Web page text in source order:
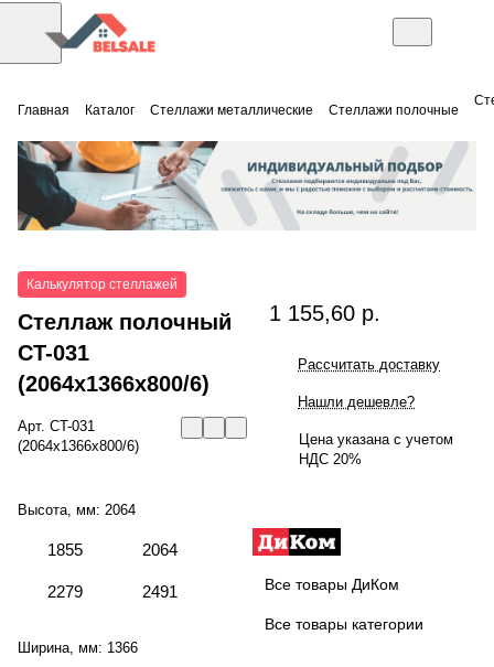
Главная Каталог Стеллажи металлические Стеллажи полочные
Калькулятор стеллажей
Стеллаж полочный
СT-031
(2064x1366x800/6)
Арт. СT-031
(2064x1366x800/6)
Высота, мм: 2064
1855 2064
2279 2491
Ширина, мм: 1366
1 155,60 р.
Рассчитать доставку
Нашли дешевле?
Цена указана с учетом
НДС 20%
Все товары ДиКом
Все товары категории